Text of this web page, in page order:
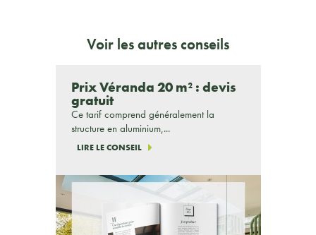
Voir les autres conseils
Prix Véranda 20 m² : devis
gratuit
Ce tarif comprend généralement la
structure en aluminium,...
LIRE LE CONSEIL